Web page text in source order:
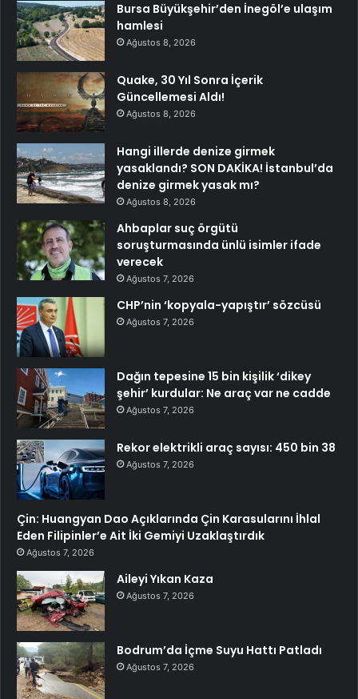
Bursa Büyükşehir’den İnegöl’e ulaşım
hamlesi
Ağustos 8, 2026
Quake, 30 Yıl Sonra İçerik
Güncellemesi Aldı!
Ağustos 8, 2026
Hangi illerde denize girmek
yasaklandı? SON DAKİKA! İstanbul’da
denize girmek yasak mı?
Ağustos 8, 2026
Ahbaplar suç örgütü
soruşturmasında ünlü isimler ifade
verecek
Ağustos 7, 2026
CHP’nin ‘kopyala-yapıştır’ sözcüsü
Ağustos 7, 2026
Dağın tepesine 15 bin kişilik ‘dikey
şehir’ kurdular: Ne araç var ne cadde
Ağustos 7, 2026
Rekor elektrikli araç sayısı: 450 bin 38
Ağustos 7, 2026
Çin: Huangyan Dao Açıklarında Çin Karasularını İhlal
Eden Filipinler’e Ait İki Gemiyi Uzaklaştırdık
Ağustos 7, 2026
Aileyi Yıkan Kaza
Ağustos 7, 2026
Bodrum’da İçme Suyu Hattı Patladı
Ağustos 7, 2026